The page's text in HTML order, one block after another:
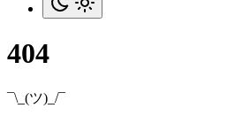
404
¯\_(ツ)_/¯